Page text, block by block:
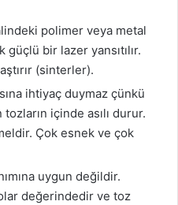
polimer veya metal
bir lazer yansıtılır.
(sinterler).
ihtiyaç duymaz çünkü
içinde asılı durur.
Çok esnek ve çok
uygun değildir.
değerindedir ve toz